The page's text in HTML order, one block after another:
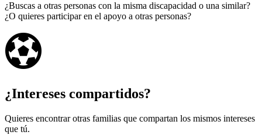
¿Buscas a otras personas con la misma discapacidad o una similar?
¿O quieres participar en el apoyo a otras personas?
¿Intereses compartidos?
Quieres encontrar otras familias que compartan los mismos intereses
que tú.